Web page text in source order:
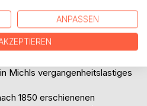
verstärkte Angstvorstellungen.
Michl aus, so auch die
der neonazistischen
Fatima. Diese bemüht sich
Michls vergangenheitslastiges
1850 erschienenen
ANPASSEN